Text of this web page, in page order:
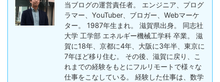
当ブログの運営責任者。 エンジニア、プログ
ラマー、YouTuber、ブロガー、Webマーケ
ター。 1987年生まれ。 滋賀県出身。 同志社
大学 工学部 エネルギー機械工学科 卒業。 滋
賀に18年、京都に4年、大阪に3年半、東京に
7年ほど移り住む。 その後、滋賀に戻り、こ
れまでの経験をもとにフルリモートで様々な
仕事をこなしている。 経験した仕事は、数学